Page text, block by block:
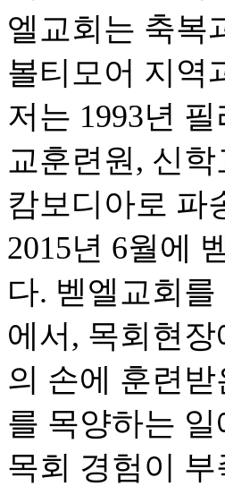
엘교회는 축복
볼티모어 지역
저는 1993년
교훈련원, 신
캄보디아로 파
2015년 6월에
다. 벧엘교회
에서, 목회현
의 손에 훈련
를 목양하는
목회 경험이